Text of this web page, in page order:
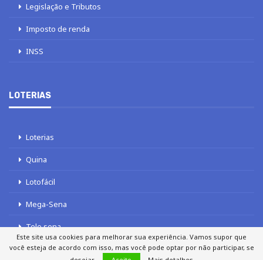
Legislação e Tributos
Imposto de renda
INSS
LOTERIAS
Loterias
Quina
Lotofácil
Mega-Sena
Tele sena
Este site usa cookies para melhorar sua experiência. Vamos supor que
você esteja de acordo com isso, mas você pode optar por não participar, se